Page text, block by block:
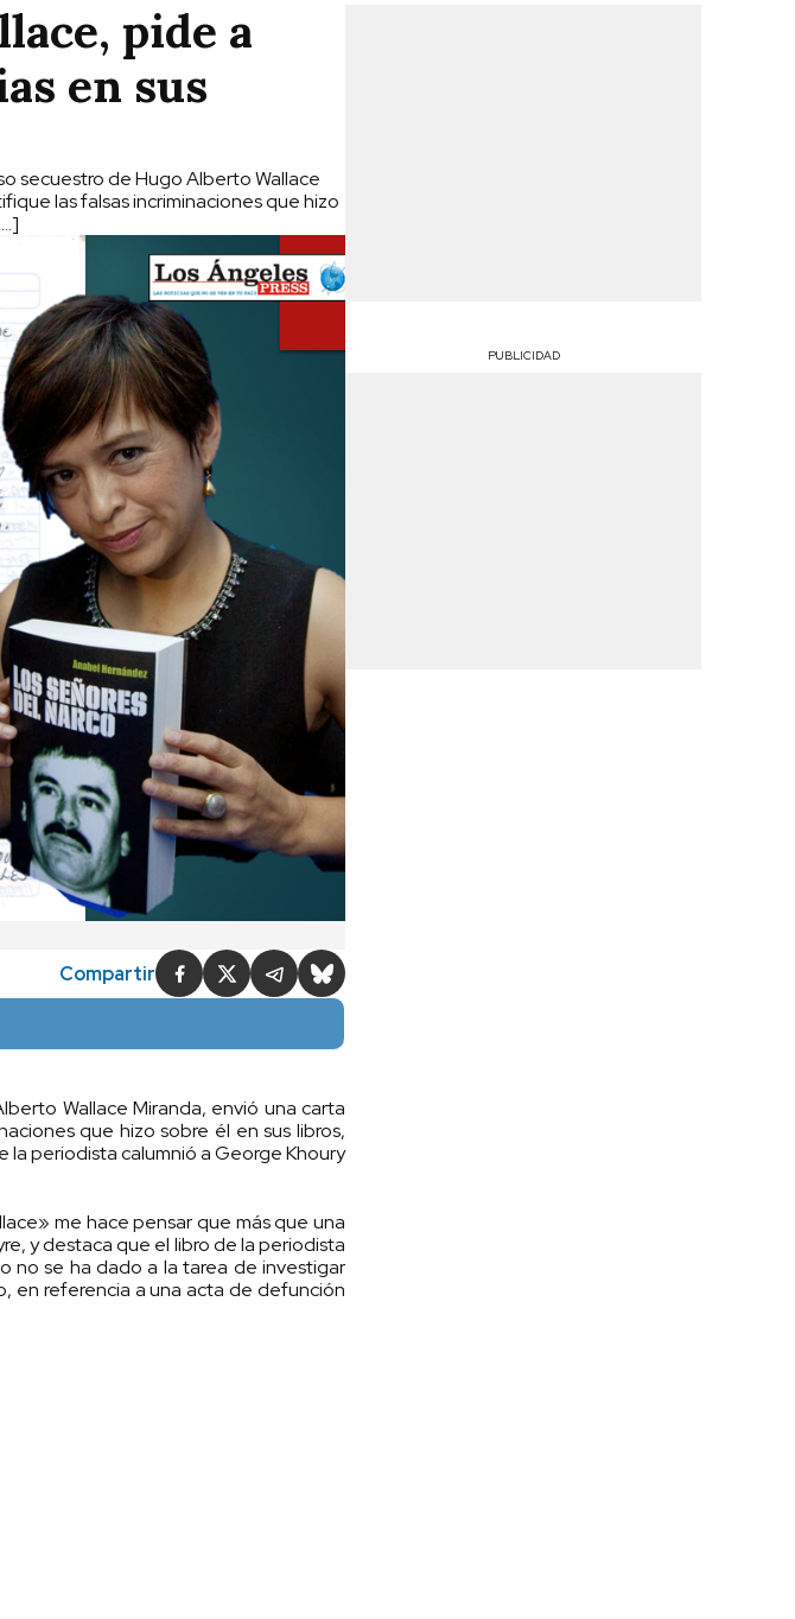
pide a
en sus
secuestro de Hugo Alberto Wallace
las falsas incriminaciones que hizo
Compartir
Wallace Miranda, envió una carta
que hizo sobre él en sus libros,
la periodista calumnió a George Khoury
me hace pensar que más que una
y destaca que el libro de la periodista
no se ha dado a la tarea de investigar
en referencia a una acta de defunción
PUBLICIDAD